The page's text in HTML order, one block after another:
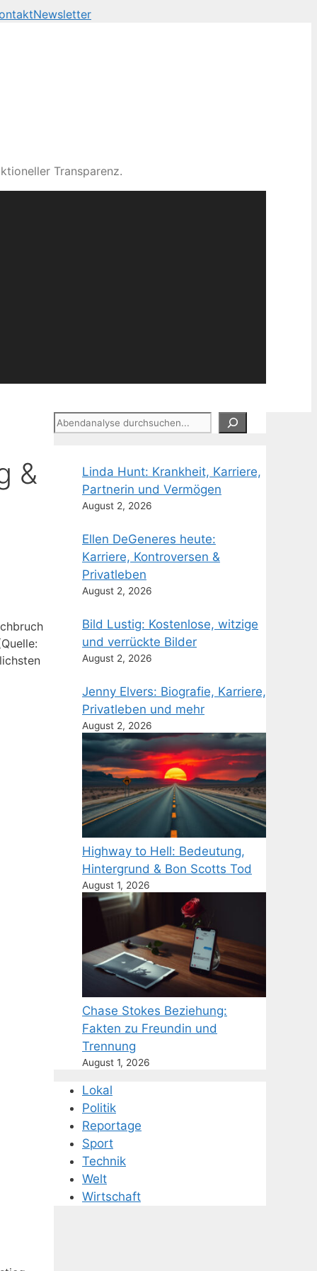
Newsletter
Transparenz.
&
Suchen
Linda Hunt: Krankheit, Karriere,
Partnerin und Vermögen
August 2, 2026
Ellen DeGeneres heute:
Karriere, Kontroversen &
Privatleben
August 2, 2026
Bild Lustig: Kostenlose, witzige
und verrückte Bilder
August 2, 2026
Jenny Elvers: Biografie, Karriere,
Privatleben und mehr
August 2, 2026
Highway to Hell: Bedeutung,
Hintergrund & Bon Scotts Tod
August 1, 2026
Chase Stokes Beziehung:
Fakten zu Freundin und
Trennung
August 1, 2026
Lokal
Politik
Reportage
Sport
Technik
Welt
Wirtschaft